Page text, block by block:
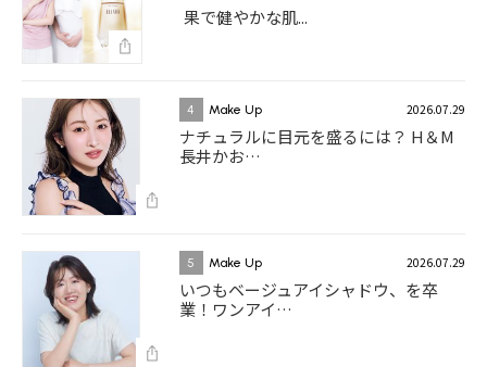
果で健やかな肌...
4 Make Up 2026.07.29
ナチュラルに目元を盛るには？ H＆M
長井かお…
5 Make Up 2026.07.29
いつもベージュアイシャドウ、を卒
業！ワンアイ…